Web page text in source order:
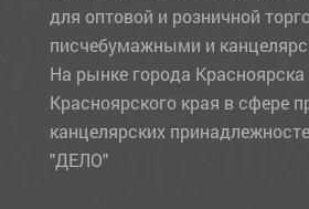
для оптовой и розничной
писчебумажными и
На рынке города Красноярска
Красноярского края в сфере
канцелярских
"ДЕЛО"